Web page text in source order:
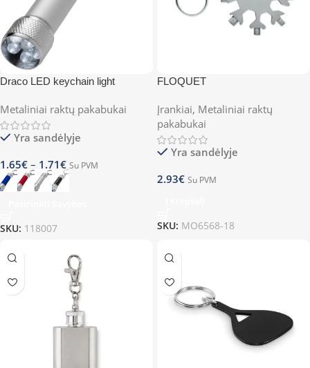
Draco LED keychain light
Metaliniai raktų pakabukai
Yra sandėlyje
1.65€ – 1.71€ Su PVM
SKU: 118007
FLOQUET
Įrankiai, Metaliniai raktų
pakabukai
Yra sandėlyje
2.93€ Su PVM
SKU: MO6568-18